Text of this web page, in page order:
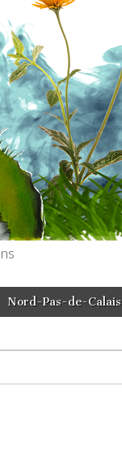
Nord-Pas-de-Calais